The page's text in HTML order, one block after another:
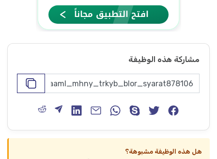
مشاركة هذه الوظيفة
هل هذه الوظيفة مشبوهة؟